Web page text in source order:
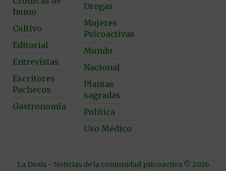
humo
Cultivo
Editorial
Entrevistas
Escritores
Pachecos
Gastronomía
Drogas
Mujeres
Psicoactivas
Mundo
Nacional
Plantas
sagradas
Política
Uso Médico
La Dosis - Noticias de la comunidad psicoactiva © 2026